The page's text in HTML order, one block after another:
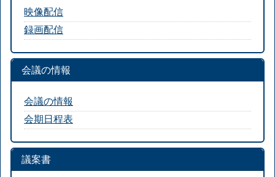
映像配信
録画配信
会議の情報
会議の情報
会期日程表
議案書